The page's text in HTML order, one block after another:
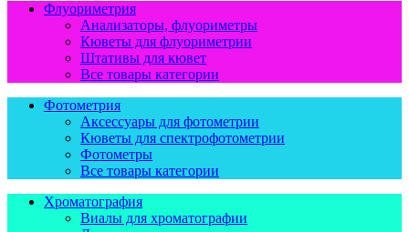
Флуориметрия
Анализаторы, флуориметры
Кюветы для флуориметрии
Штативы для кювет
Все товары категории
Фотометрия
Аксессуары для фотометрии
Кюветы для спектрофотометрии
Фотометры
Все товары категории
Хроматография
Виалы для хроматографии